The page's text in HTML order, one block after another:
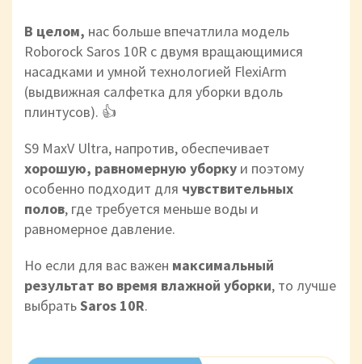
В целом, нас больше впечатлила модель
Roborock Saros 10R с двумя вращающимися
насадками и умной технологией FlexiArm
(выдвижная салфетка для уборки вдоль
плинтусов). 👍
S9 MaxV Ultra, напротив, обеспечивает
хорошую, равномерную уборку и поэтому
особенно подходит для чувствительных
полов, где требуется меньше воды и
равномерное давление.
Но если для вас важен максимальный
результат во время влажной уборки, то лучше
выбратьSaros 10R.